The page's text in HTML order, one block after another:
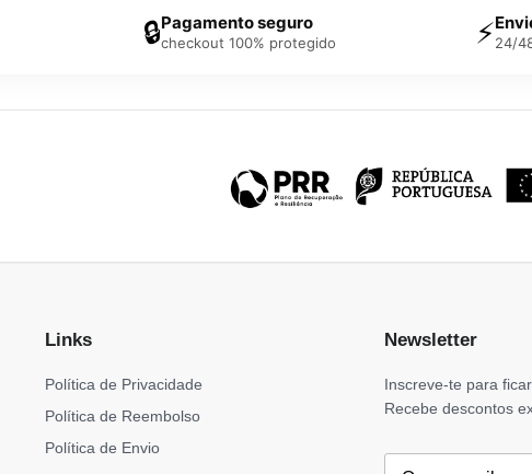
🔒Pagamento seguro
checkout 100% protegido ⚡24/
Links
Política de Privacidade
Política de Reembolso
Política de Envio
Newsletter
Inscreve-te para
Recebe descontos